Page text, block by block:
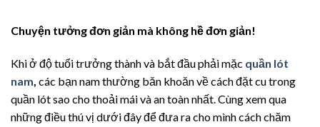
Chuyện tưởng đơn giản mà không hề đơn giản!
Khi ở độ tuổi trưởng thành và bắt đầu phải mặc quần lót
nam, các bạn nam thường băn khoăn về cách đặt cu trong
quần lót sao cho thoải mái và an toàn nhất. Cùng xem qua
những điều thú vị dưới đây để đưa ra cho mình cách chăm